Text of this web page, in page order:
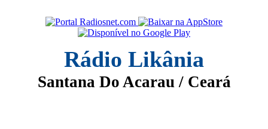
Rádio Likânia
Santana Do Acarau / Ceará